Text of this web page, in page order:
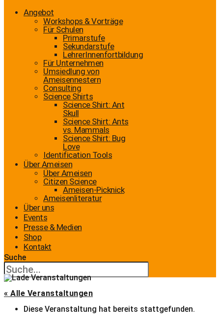
Angebot
Workshops & Vorträge
Für Schulen
Primarstufe
Sekundarstufe
LehrerInnenfortbildung
Für Unternehmen
Umsiedlung von
Ameisennestern
Consulting
Science Shirts
Science Shirt: Ant
Skull
Science Shirt: Ants
vs. Mammals
Science Shirt: Bug
Love
Identification Tools
Über Ameisen
Über Ameisen
Citizen Science
Ameisen-Picknick
Ameisenliteratur
Über uns
Events
Presse & Medien
Shop
Kontakt
Suche
« Alle Veranstaltungen
Diese Veranstaltung hat bereits stattgefunden.